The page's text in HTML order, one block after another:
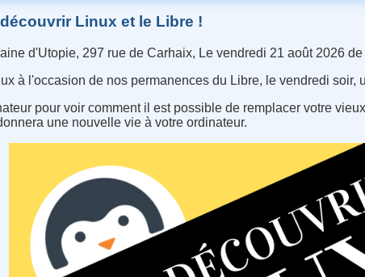
Linux et le Libre !
d'Utopie, 297 rue de Carhaix, Le vendredi 21 août 2026
à l'occasion de nos permanences du Libre, le vendredi soir,
pour voir comment il est possible de remplacer votre
une nouvelle vie à votre ordinateur.